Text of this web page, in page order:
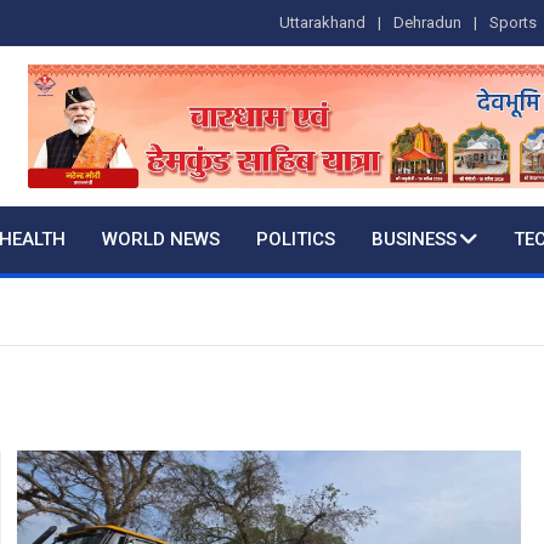
Uttarakhand Dehradun Sports
HEALTH WORLD NEWS POLITICS BUSINESS